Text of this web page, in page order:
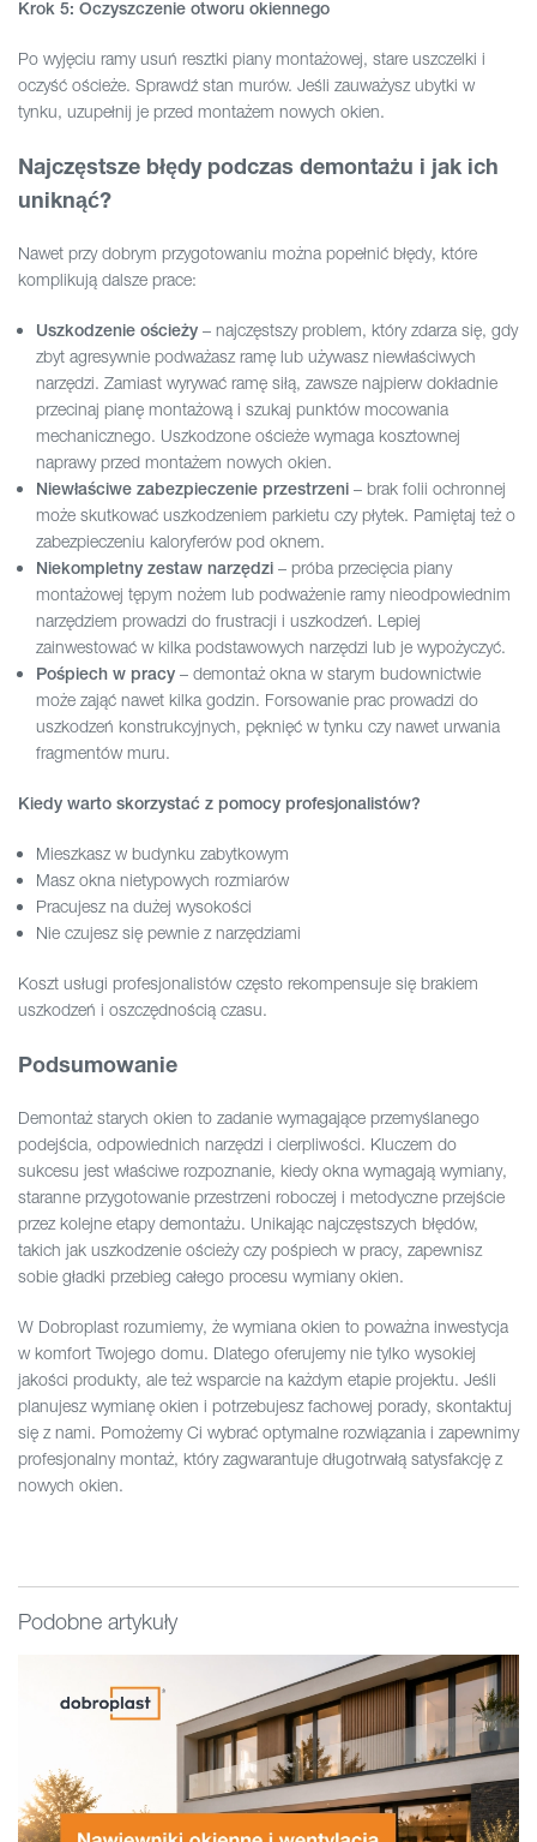
Krok 5: Oczyszczenie otworu okiennego
Po wyjęciu ramy usuń resztki piany montażowej, stare uszczelki i
oczyść ościeże. Sprawdź stan murów. Jeśli zauważysz ubytki w
tynku, uzupełnij je przed montażem nowych okien.
Najczęstsze błędy podczas demontażu i jak ich
uniknąć?
Nawet przy dobrym przygotowaniu można popełnić błędy, które
komplikują dalsze prace:
Uszkodzenie ościeży – najczęstszy problem, który zdarza się, gdy
zbyt agresywnie podważasz ramę lub używasz niewłaściwych
narzędzi. Zamiast wyrywać ramę siłą, zawsze najpierw dokładnie
przecinaj pianę montażową i szukaj punktów mocowania
mechanicznego. Uszkodzone ościeże wymaga kosztownej
naprawy przed montażem nowych okien.
Niewłaściwe zabezpieczenie przestrzeni – brak folii ochronnej
może skutkować uszkodzeniem parkietu czy płytek. Pamiętaj też o
zabezpieczeniu kaloryferów pod oknem.
Niekompletny zestaw narzędzi – próba przecięcia piany
montażowej tępym nożem lub podważenie ramy nieodpowiednim
narzędziem prowadzi do frustracji i uszkodzeń. Lepiej
zainwestować w kilka podstawowych narzędzi lub je wypożyczyć.
Pośpiech w pracy – demontaż okna w starym budownictwie
może zająć nawet kilka godzin. Forsowanie prac prowadzi do
uszkodzeń konstrukcyjnych, pęknięć w tynku czy nawet urwania
fragmentów muru.
Kiedy warto skorzystać z pomocy profesjonalistów?
Mieszkasz w budynku zabytkowym
Masz okna nietypowych rozmiarów
Pracujesz na dużej wysokości
Nie czujesz się pewnie z narzędziami
Koszt usługi profesjonalistów często rekompensuje się brakiem
uszkodzeń i oszczędnością czasu.
Podsumowanie
Demontaż starych okien to zadanie wymagające przemyślanego
podejścia, odpowiednich narzędzi i cierpliwości. Kluczem do
sukcesu jest właściwe rozpoznanie, kiedy okna wymagają wymiany,
staranne przygotowanie przestrzeni roboczej i metodyczne przejście
przez kolejne etapy demontażu. Unikając najczęstszych błędów,
takich jak uszkodzenie ościeży czy pośpiech w pracy, zapewnisz
sobie gładki przebieg całego procesu wymiany okien.
W Dobroplast rozumiemy, że wymiana okien to poważna inwestycja
w komfort Twojego domu. Dlatego oferujemy nie tylko wysokiej
jakości produkty, ale też wsparcie na każdym etapie projektu. Jeśli
planujesz wymianę okien i potrzebujesz fachowej porady, skontaktuj
się z nami. Pomożemy Ci wybrać optymalne rozwiązania i zapewnimy
profesjonalny montaż, który zagwarantuje długotrwałą satysfakcję z
nowych okien.
Podobne artykuły